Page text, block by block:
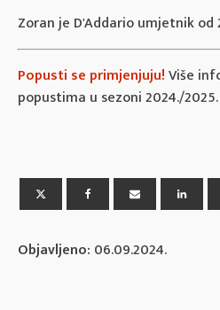
Zoran je D'Addario umjetnik od
Popusti se primjenjuju!Više
popustima u sezoni 2024./
Objavljeno: 06.09.2024.